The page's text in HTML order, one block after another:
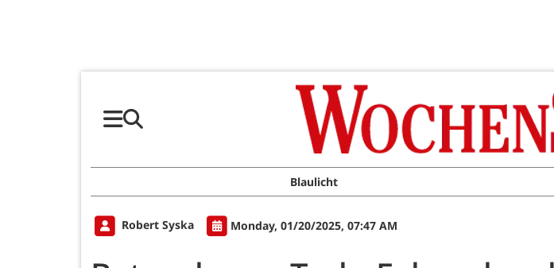
Blaulicht
Robert Syska Monday, 01/20/2025, 07:47 AM